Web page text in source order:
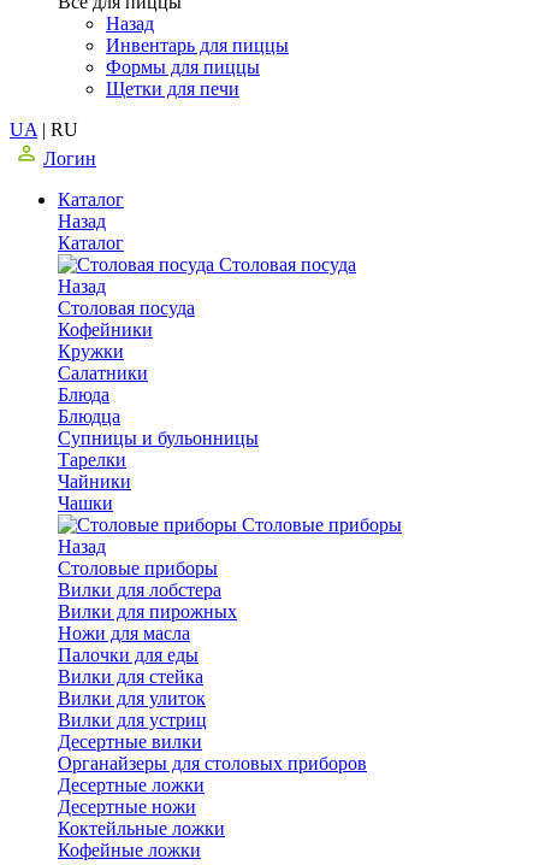
Назад
Инвентарь для пиццы
Формы для пиццы
Щетки для печи
UA | RU
Логин
Каталог
Назад
Каталог
Столовая посуда
Назад
Столовая посуда
Кофейники
Кружки
Салатники
Блюда
Блюдца
Супницы и бульонницы
Тарелки
Чайники
Чашки
Cтоловые приборы
Назад
Cтоловые приборы
Вилки для лобстера
Вилки для пирожных
Ножи для масла
Палочки для еды
Вилки для стейка
Вилки для улиток
Вилки для устриц
Десертные вилки
Органайзеры для столовых приборов
Десертные ложки
Десертные ножи
Коктейльные ложки
Кофейные ложки